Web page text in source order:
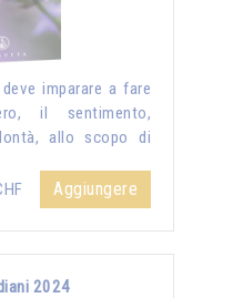
imparare a fare
il sentimento,
allo scopo di
Aggiungere
2024